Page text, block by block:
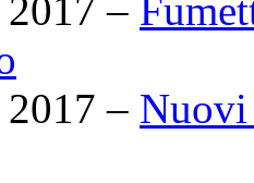
–
– Nuovi